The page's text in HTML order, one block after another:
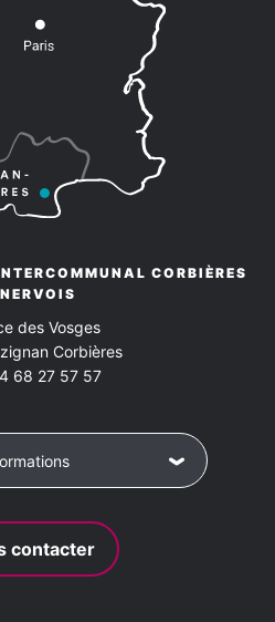
CORBIÈRES
des Vosges
Corbières
68 27 57 57
contacter